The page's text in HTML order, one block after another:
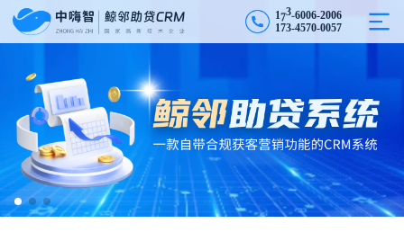
173-6006-2006
173-4570-0057